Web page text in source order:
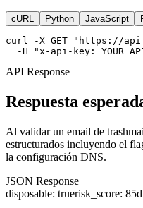
cURL Python JavaScript
curl -X GET "https://
-H "x-api-key:
API Response
Respuesta
Al validar un email de
estructurados incluyendo el
la configuración DNS.
JSON Response
disposable: truerisk_score: 85